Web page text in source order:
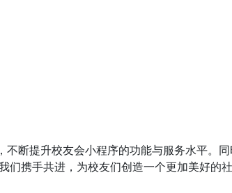
不断提升校友会小程序的功能与服务水平。
携手共进，为校友们创造一个更加美好的社